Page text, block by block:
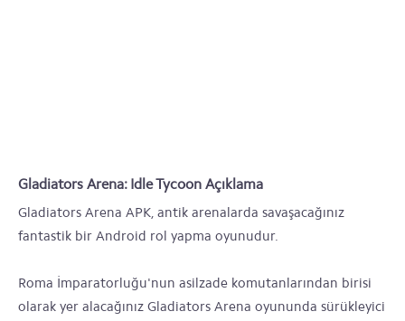
Gladiators Arena: Idle Tycoon Açıklama
Gladiators Arena APK, antik arenalarda savaşacağınız
fantastik bir Android rol yapma oyunudur.
Roma İmparatorluğu'nun asilzade komutanlarından birisi
olarak yer alacağınız Gladiators Arena oyununda sürükleyici